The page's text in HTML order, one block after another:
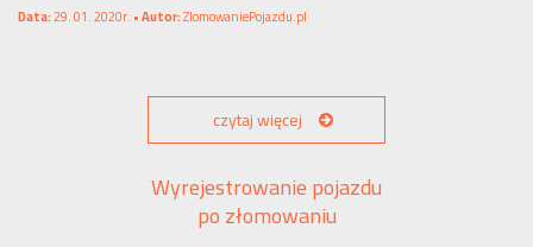
Data:29. 01. 2020r. •Autor:ZlomowaniePojazdu.pl
czytaj więcej
Wyrejestrowanie pojazdu
po złomowaniu